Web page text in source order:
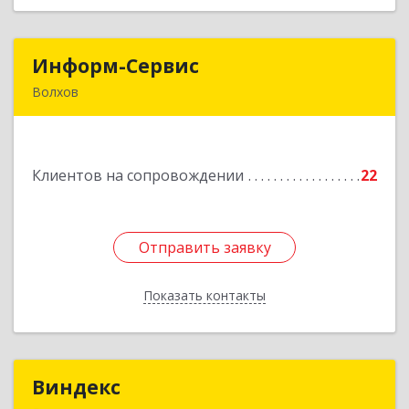
Информ-Сервис
Волхов
Клиентов на сопровождении 22
Отправить заявку
Показать контакты
Подробнее
Отправить заявку
Назад
Виндекс